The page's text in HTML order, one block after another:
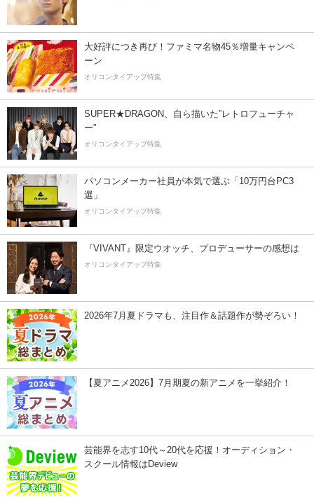
大好評につき再び！ファミマ名物45％増量キャンペ
ーン
オリコンタイアップ特集
SUPER★DRAGON、自ら描いた”レトロフューチャ
ー”
オリコンタイアップ特集
パソコンメーカー社員が本気で選ぶ「10万円台PC3
選」
オリコンタイアップ特集
『VIVANT』限定ウオッチ、プロデューサーの感想は
オリコンタイアップ特集
2026年7月夏ドラマも、注目作＆話題作が勢ぞろい！
【夏アニメ2026】7月期夏の新アニメを一挙紹介！
芸能界を志す10代～20代を応援！オーディション・
スクール情報はDeview